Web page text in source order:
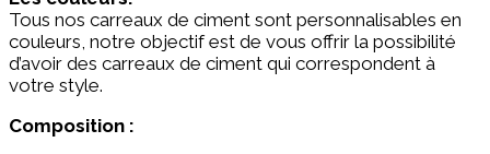
Tous nos carreaux de ciment sont personnalisables en
couleurs, notre objectif est de vous offrir la possibilité
d’avoir des carreaux de ciment qui correspondent à
votre style.
Composition :